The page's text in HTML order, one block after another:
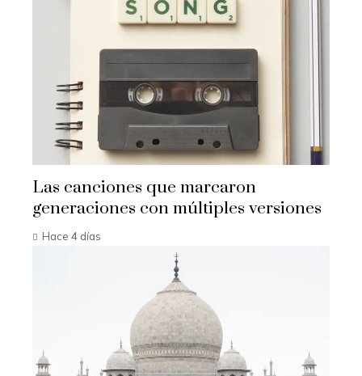
Las canciones que marcaron
generaciones con múltiples versiones
Hace 4 días